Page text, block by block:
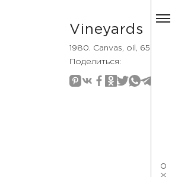
Vineyards
1980. Canvas, oil, 65×70
Поделиться: